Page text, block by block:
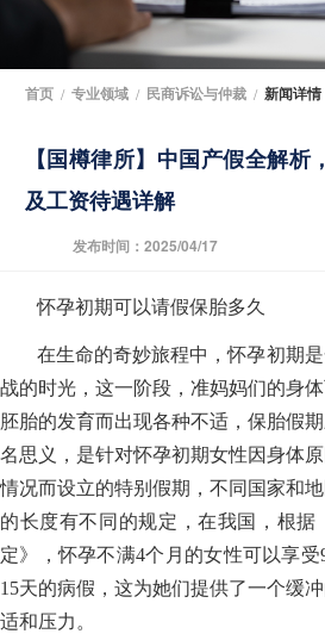
首页 / 专业领域 / 民商诉讼与仲裁 / 新闻详情
【国樽律所】中国产假全解
及工资待遇详解
发布时间：2025/04/17
怀孕初期可以请假保胎多久
在生命的奇妙旅程中，怀孕初期
战的时光，这一阶段，准妈妈们的身
胚胎的发育而出现各种不适，保胎假
名思义，是针对怀孕初期女性因身体
情况而设立的特别假期，不同国家和
的长度有不同的规定，在我国，根据
定》，怀孕不满4个月的女性可以享
15天的病假，这为她们提供了一个缓
适和压力。